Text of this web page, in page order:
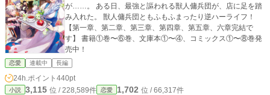
が……。 ある日、最強と謳われる獣人傭兵団が、店に足を踏
み入れた。 獣人傭兵団ともふもふまったり逆ハーライフ！
【第一章、第二章、第三章、第四章、第五章、六章完結で
す】 書籍①巻〜⑥巻、文庫本①〜④、コミックス①〜⑧巻発
売中！
恋愛 連載中 長編
24h.ポイント 440pt
小説 3,115 位 / 228,589件 恋愛 1,702 位 / 66,317件